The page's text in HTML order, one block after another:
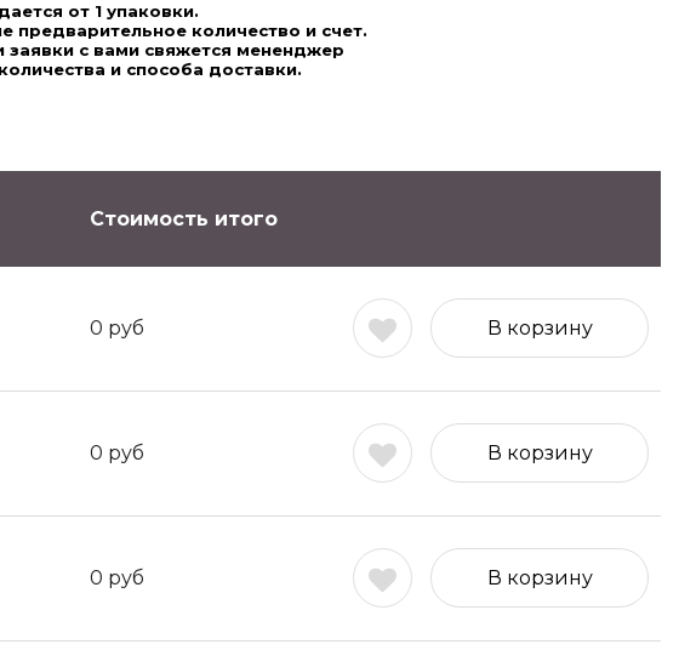
от 1 упаковки.
предварительное количество и счет.
заявки с вами свяжется мененджер
и способа доставки.
Стоимость итого
0 руб В корзину
0 руб В корзину
0 руб В корзину